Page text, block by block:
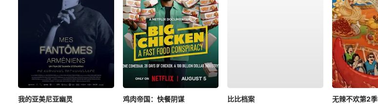
我的亚美尼亚幽灵
鸡肉帝国：快餐阴谋
比比档案
无辣不欢第2季